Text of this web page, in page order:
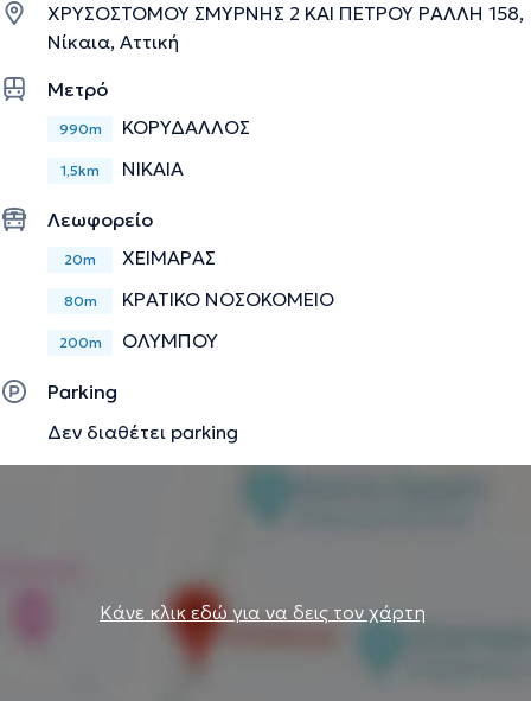
ΧΡΥΣΟΣΤΟΜΟΥ ΣΜΥΡΝΗΣ 2 ΚΑΙ ΠΕΤΡΟΥ ΡΑΛΛΗ 158,
Νίκαια, Αττική
Μετρό
990m ΚΟΡΥΔΑΛΛΟΣ
1,5km ΝΙΚΑΙΑ
Λεωφορείο
20m ΧΕΙΜΑΡΑΣ
80m ΚΡΑΤΙΚΟ ΝΟΣΟΚΟΜΕΙΟ
200m ΟΛΥΜΠΟΥ
Parking
Δεν διαθέτει parking
Κάνε κλικ εδώ για να δεις τον χάρτη